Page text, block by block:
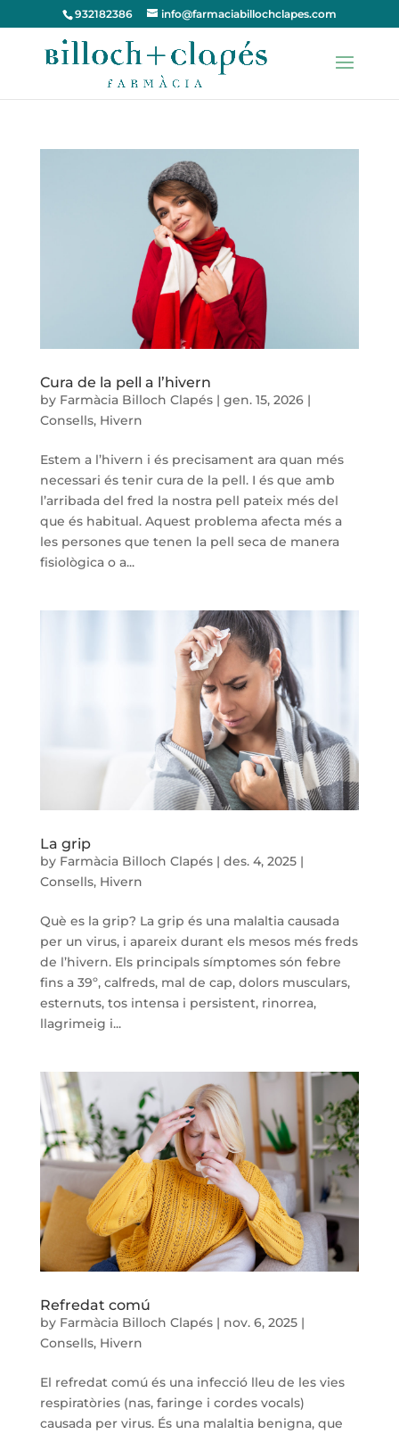
932182386 info@farmaciabillochclapes.com
Cura de la pell a l’hivern
by Farmàcia Billoch Clapés| gen. 15, 2026|
Consells, Hivern
Estem a l’hivern i és precisament ara quan més
necessari és tenir cura de la pell. I és que amb
l’arribada del fred la nostra pell pateix més del
que és habitual. Aquest problema afecta més a
les persones que tenen la pell seca de manera
fisiològica o a...
La grip
by Farmàcia Billoch Clapés| des. 4, 2025|
Consells, Hivern
Què es la grip? La grip és una malaltia causada
per un virus, i apareix durant els mesos més freds
de l’hivern. Els principals símptomes són febre
fins a 39º, calfreds, mal de cap, dolors musculars,
esternuts, tos intensa i persistent, rinorrea,
llagrimeig i...
Refredat comú
by Farmàcia Billoch Clapés| nov. 6, 2025|
Consells, Hivern
El refredat comú és una infecció lleu de les vies
respiratòries (nas, faringe i cordes vocals)
causada per virus. És una malaltia benigna, que